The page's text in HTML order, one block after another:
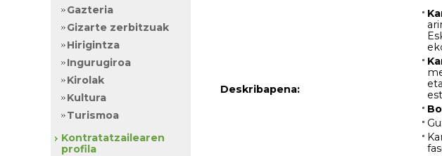
Deskribapena:
Gazteria
Gizarte zerbitzuak
Hirigintza
Ingurugiroa
Kirolak
Kultura
Turismoa
Kontratatzailearen
profila